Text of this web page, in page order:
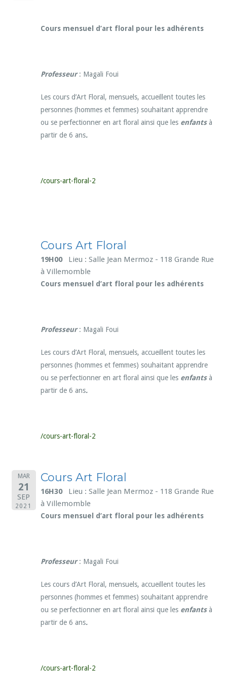
Cours mensuel d’art floral pour les adhérents
Professeur: Magali Foui
Les cours d’Art Floral, mensuels, accueillent toutes les
personnes (hommes et femmes) souhaitant apprendre
ou se perfectionner en art floral ainsi que les enfantsà
partir de 6 ans.
/cours-art-floral-2
Cours Art Floral
19H00
Lieu : Salle Jean Mermoz - 118 Grande Rue
à Villemomble
Cours mensuel d’art floral pour les adhérents
Professeur: Magali Foui
Les cours d’Art Floral, mensuels, accueillent toutes les
personnes (hommes et femmes) souhaitant apprendre
ou se perfectionner en art floral ainsi que les enfantsà
partir de 6 ans.
/cours-art-floral-2
MAR
21
SEP
2021
Cours Art Floral
16H30
Lieu : Salle Jean Mermoz - 118 Grande Rue
à Villemomble
Cours mensuel d’art floral pour les adhérents
Professeur: Magali Foui
Les cours d’Art Floral, mensuels, accueillent toutes les
personnes (hommes et femmes) souhaitant apprendre
ou se perfectionner en art floral ainsi que les enfantsà
partir de 6 ans.
/cours-art-floral-2